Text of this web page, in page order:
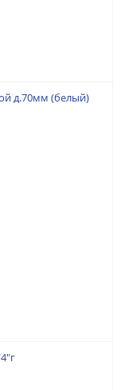
д.70мм (белый)